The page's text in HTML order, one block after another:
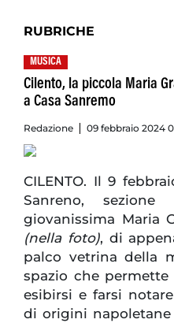
RUBRICHE
MUSICA
Cilento, la piccola Maria
a Casa Sanremo
Redazione 09 febbraio 2024
CILENTO. Il 9
Sanreno,
giovanissima Maria
(nella foto), di
palco vetrina della
spazio che
esibirsi e farsi
di origini napoletane